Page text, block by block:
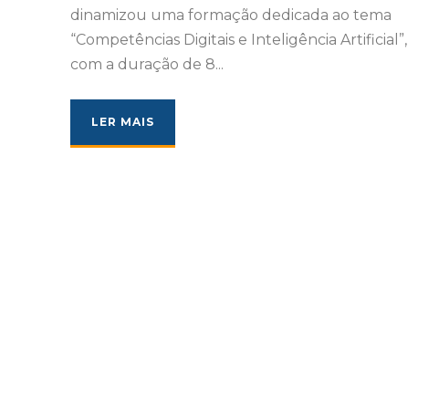
dinamizou uma formação dedicada ao tema
“Competências Digitais e Inteligência Artificial”,
com a duração de 8...
LER MAIS